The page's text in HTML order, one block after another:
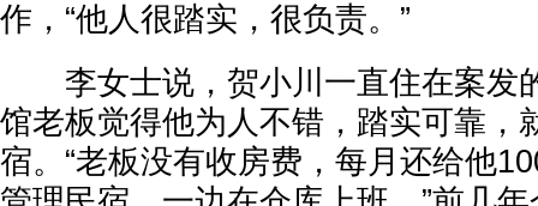
作，“他人很踏实，很负责。”
李女士说，贺小川一直住在案发
馆老板觉得他为人不错，踏实可靠，
宿。“老板没有收房费，每月还给他